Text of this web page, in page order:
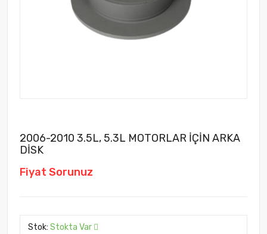
2006-2010 3.5L, 5.3L MOTORLAR İÇİN ARKA
DİSK
Fiyat Sorunuz
Stok: Stokta Var